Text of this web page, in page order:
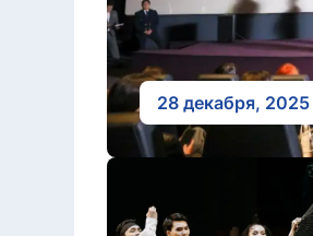
28 декабря, 2025